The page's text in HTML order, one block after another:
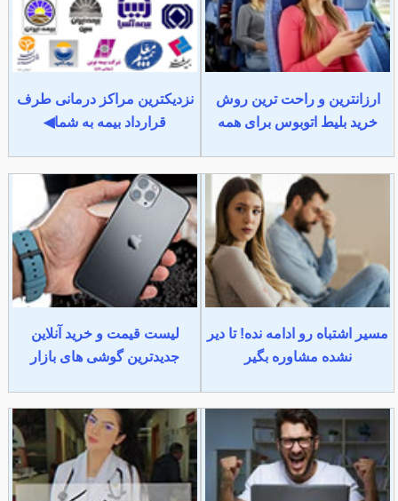
ارزانترین و راحت ترین روش
خرید بلیط اتوبوس برای همه
نزدیکترین مراکز درمانی طرف
قرارداد بیمه به شما◀
مسیر اشتباه رو ادامه نده! تا دیر
نشده مشاوره بگیر
لیست قیمت و خرید آنلاین
جدیدترین گوشی های بازار